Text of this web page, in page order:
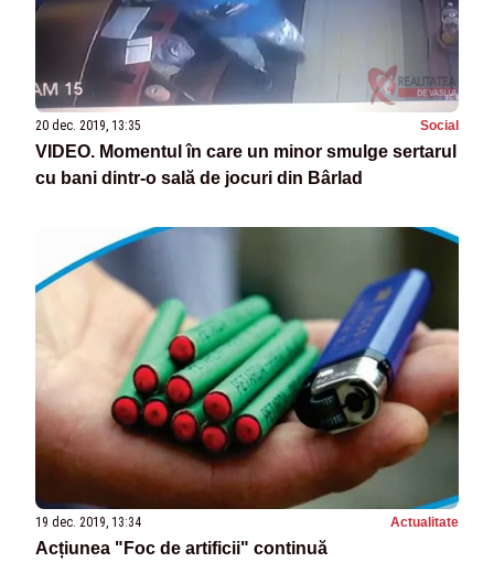
20 dec. 2019, 13:35 Social
VIDEO. Momentul în care un minor smulge sertarul
cu bani dintr-o sală de jocuri din Bârlad
19 dec. 2019, 13:34 Actualitate
Acțiunea "Foc de artificii" continuă